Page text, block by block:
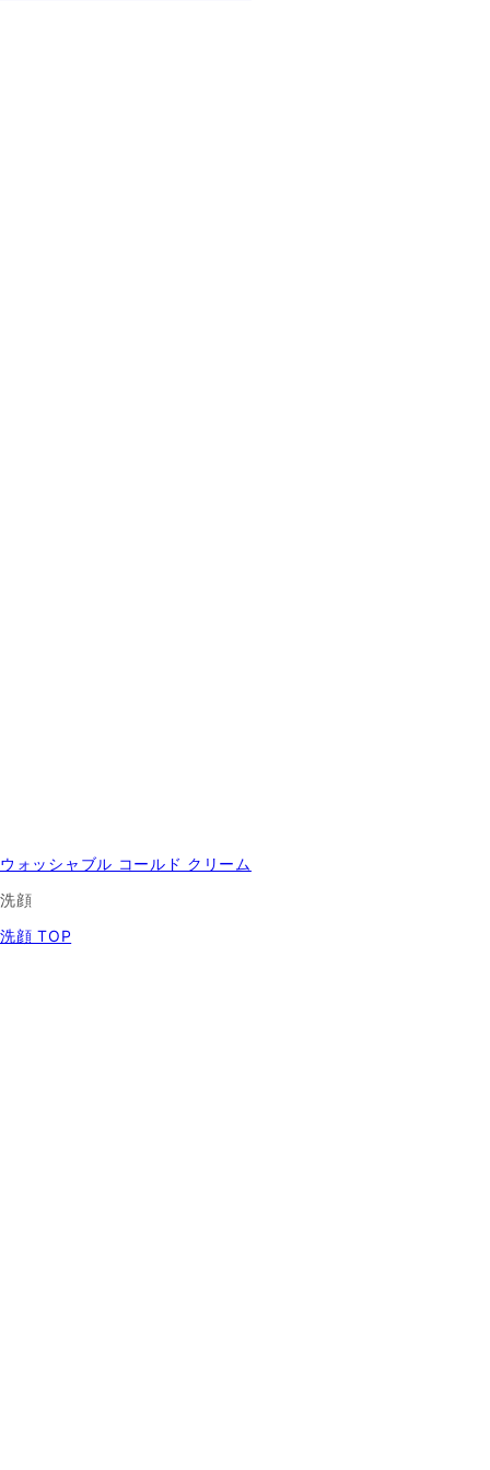
ウォッシャブル コールド クリーム
洗顔
洗顔 TOP